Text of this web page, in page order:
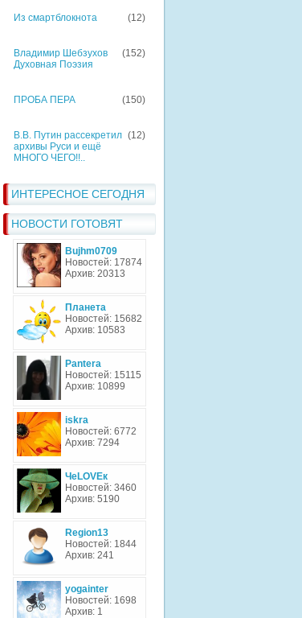
Из смартблокнота (12)
Владимир Шебзухов
Духовная Поэзия
(152)
ПРОБА ПЕРА (150)
В.В. Путин рассекретил
архивы Руси и ещё
МНОГО ЧЕГО!!..
(12)
ИНТЕРЕСНОЕ СЕГОДНЯ
НОВОСТИ ГОТОВЯТ
Bujhm0709
Новостей: 17874
Архив: 20313
Планета
Новостей: 15682
Архив: 10583
Pantera
Новостей: 15115
Архив: 10899
iskra
Новостей: 6772
Архив: 7294
ЧеLOVEк
Новостей: 3460
Архив: 5190
Region13
Новостей: 1844
Архив: 241
yogainter
Новостей: 1698
Архив: 1